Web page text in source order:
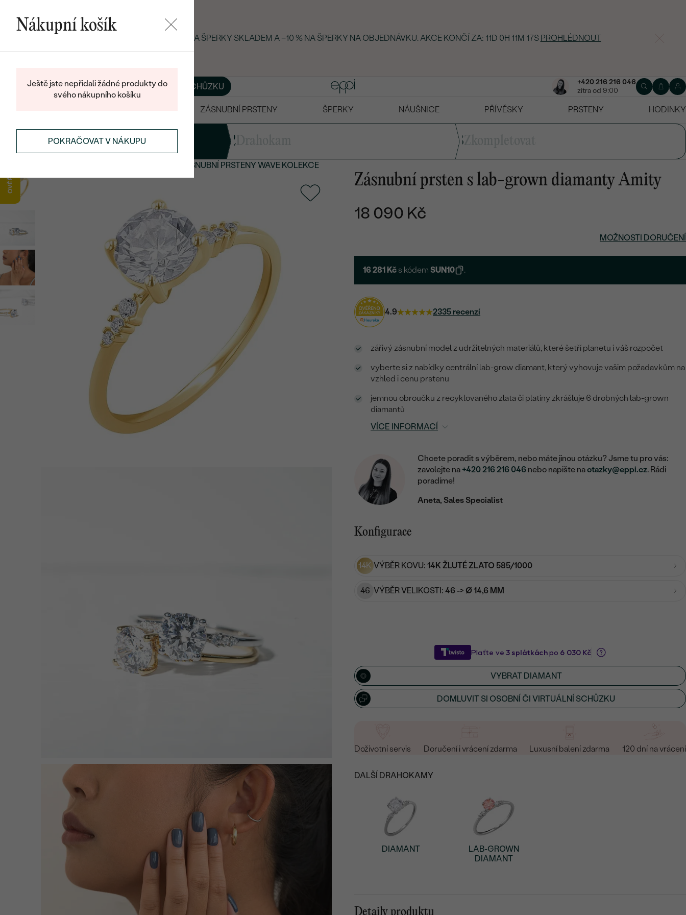
LETNÍ BLACK FRIDAY: −25 % NA ŠPERKY SKLADEM A −10 % NA ŠPERKY NA OBJEDNÁVKU. AKCE KONČÍ ZA: 11D 0H 11M 16S PROHLÉDNOUT
BLOGŠPERKY NA MÍRU DOMLUVIT SI SCHŮZKU
+420 216 216 046
zítra od 9:00
ZÁSNUBNÍ PRSTENY ŠPERKY NÁUŠNICE PŘÍVĚSKY PRSTENY HODINKY
2 3
ZÁSNUBNÍ PRSTENYWAVE KOLEKCE
Zásnubní prsten s lab-grown diamanty Amity
18 090 Kč
MOŽNOSTI DORUČENÍ
16 281 Kč s kódemSUN10 .
4.9 2335 recenzí
zářivý zásnubní model z udržitelných materiálů, které šetří planetu i váš rozpočet
vyberte si z nabídky centrální lab-grow diamant, který vyhovuje vašim požadavkům na
vzhled i cenu prstenu
jemnou obroučku z recyklovaného zlata či platiny zkrášluje 6 drobných lab-grown
diamantů
VÍCE INFORMACÍ
Chcete poradit s výběrem, nebo máte jinou otázku? Jsme tu pro vás:
zavolejte na +420 216 216 046 nebo napište naotazky@eppi.cz. Rádi
poradíme!
Aneta, Sales Specialist
Konfigurace
14K VÝBĚR KOVU: 14K ŽLUTÉ ZLATO 585/1000
46 VÝBĚR VELIKOSTI: 46 -> Ø 14,6 MM
VYBRAT DIAMANT
DOMLUVIT SI OSOBNÍ ČI VIRTUÁLNÍ SCHŮZKU
Doživotní servis Doručení i vrácení zdarma Luxusní balení zdarma 120 dní na vrácení
DALŠÍ DRAHOKAMY
DIAMANT
LAB-GROWN
DIAMANT
Detaily produktu
Nákupní košík
Ještě jste nepřidali žádné produkty do
svého nákupního košíku
POKRAČOVAT V NÁKUPU